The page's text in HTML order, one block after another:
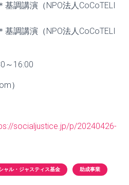
演（NPO法人CoCoTELI
演（NPO法人CoCoTELI
～16:00
）
socialjustice.jp/p/20240426-
ャル・ジャスティス基金 助成事業